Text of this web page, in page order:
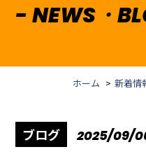
NEWS・
ホーム 新着情
ブログ 2025/09/